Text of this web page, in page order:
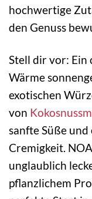
hochwertige
den Genuss
Stell dir vor: Ein
Wärme
exotischen
von
sanfte Süße
Cremigkeit.
unglaublich
pflanzlichem